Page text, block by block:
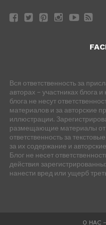
Вся ответственность за
авторах – участниках блога
блога не несут
материалов и за авторские
иллюстрации.
размещающие материалы от
ответственность за
за их содержание и
Блог не несет
действия
нанести вред или ущерб
О НАС —